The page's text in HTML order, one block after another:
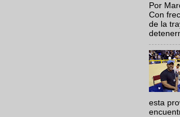
Por
Con
de la
esta